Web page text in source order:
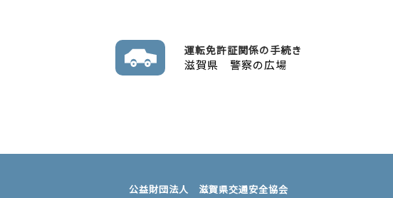
運転免許証関係の手続き
滋賀県 警察の広場
公益財団法人 滋賀県交通安全協会